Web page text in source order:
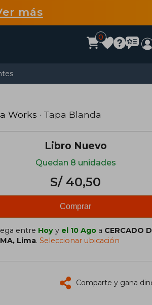
más
0
Works · Tapa Blanda
Libro Nuevo
Quedan 8 unidades
S/ 40,50
Comprar
entre Hoy y el 10 Ago a CERCADO
Lima. Seleccionar ubicación
Comparte y gana